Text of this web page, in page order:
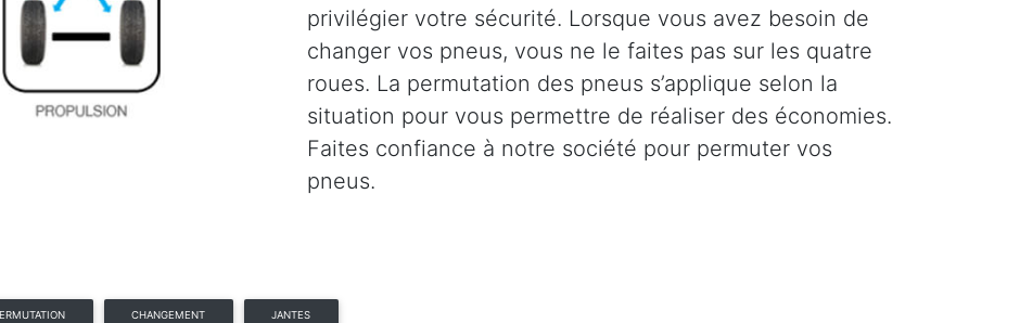
privilégier votre sécurité. Lorsque vous avez besoin de
changer vos pneus, vous ne le faites pas sur les quatre
roues. La permutation des pneus s’applique selon la
situation pour vous permettre de réaliser des économies.
Faites confiance à notre société pour permuter vos
pneus.
CHANGEMENT JANTES